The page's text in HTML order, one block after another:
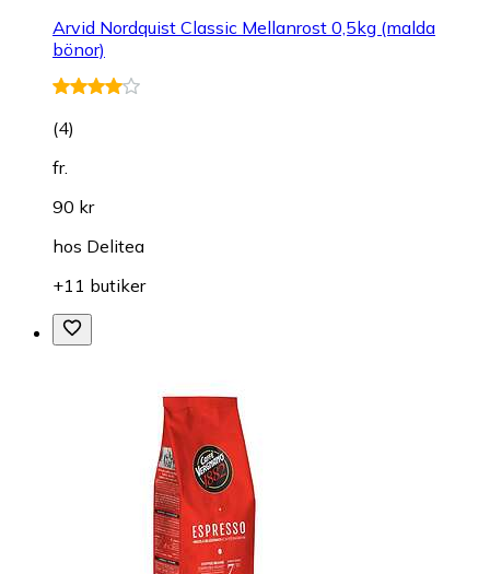
Arvid Nordquist Classic Mellanrost 0,5kg (malda
bönor)
(4)
fr.
90 kr
hos Delitea
+11 butiker